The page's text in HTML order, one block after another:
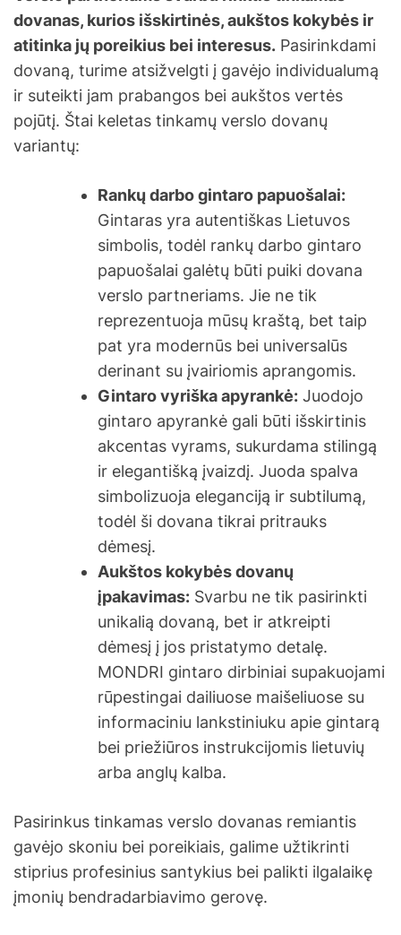
dovanas, kurios išskirtinės, aukštos kokybės ir
atitinka jų poreikius bei interesus. Pasirinkdami
dovaną, turime atsižvelgti į gavėjo individualumą
ir suteikti jam prabangos bei aukštos vertės
pojūtį. Štai keletas tinkamų verslo dovanų
variantų:
Rankų darbo gintaro papuošalai:
Gintaras yra autentiškas Lietuvos
simbolis, todėl rankų darbo gintaro
papuošalai galėtų būti puiki dovana
verslo partneriams. Jie ne tik
reprezentuoja mūsų kraštą, bet taip
pat yra modernūs bei universalūs
derinant su įvairiomis aprangomis.
Gintaro vyriška apyrankė: Juodojo
gintaro apyrankė gali būti išskirtinis
akcentas vyrams, sukurdama stilingą
ir elegantišką įvaizdį. Juoda spalva
simbolizuoja eleganciją ir subtilumą,
todėl ši dovana tikrai pritrauks
dėmesį.
Aukštos kokybės dovanų
įpakavimas: Svarbu ne tik pasirinkti
unikalią dovaną, bet ir atkreipti
dėmesį į jos pristatymo detalę.
MONDRI gintaro dirbiniai supakuojami
rūpestingai dailiuose maišeliuose su
informaciniu lankstiniuku apie gintarą
bei priežiūros instrukcijomis lietuvių
arba anglų kalba.
Pasirinkus tinkamas verslo dovanas remiantis
gavėjo skoniu bei poreikiais, galime užtikrinti
stiprius profesinius santykius bei palikti ilgalaikę
įmonių bendradarbiavimo gerovę.